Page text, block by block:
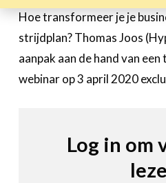
Hoe transformeer je je
strijdplan? Thomas Joos
aanpak aan de hand van
webinar op 3 april 2020
Log in om
Cases
Toolbox
Lid